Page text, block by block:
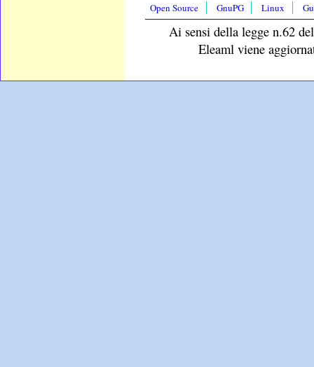
Open Source GnuPG Linux
Ai sensi della legge n.62
Eleaml viene